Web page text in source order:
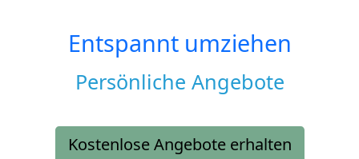
Entspannt umziehen
Persönliche Angebote
Kostenlose Angebote erhalten